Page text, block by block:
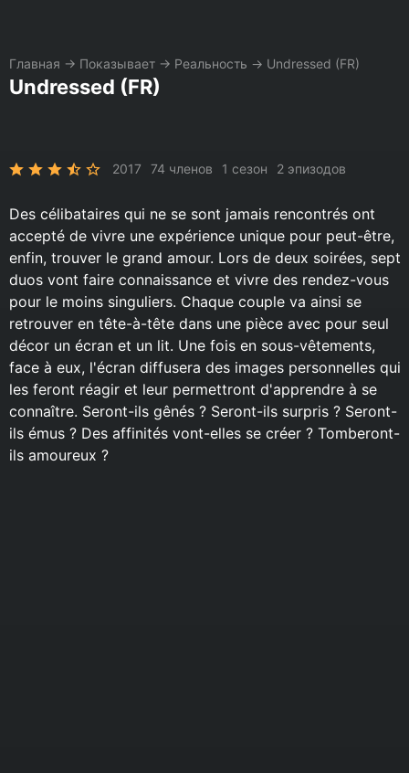
Главная → Показывает → Реальность → Undressed (FR)
Undressed (FR)
2017 74 членов 1 сезон 2 эпизодов
Des célibataires qui ne se sont jamais rencontrés ont
accepté de vivre une expérience unique pour peut-être,
enfin, trouver le grand amour. Lors de deux soirées, sept
duos vont faire connaissance et vivre des rendez-vous
pour le moins singuliers. Chaque couple va ainsi se
retrouver en tête-à-tête dans une pièce avec pour seul
décor un écran et un lit. Une fois en sous-vêtements,
face à eux, l'écran diffusera des images personnelles qui
les feront réagir et leur permettront d'apprendre à se
connaître. Seront-ils gênés ? Seront-ils surpris ? Seront-
ils émus ? Des affinités vont-elles se créer ? Tomberont-
ils amoureux ?